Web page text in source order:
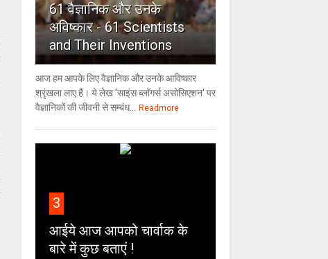
61 वैज्ञानिक और उनके
अविष्कार - 61 Scientists
and Their Inventions
आज हम आपके लिए वैज्ञानिक और उनके आविष्कार
श्रृंखला लाए हैं। ये लेख 'साइंस ब्लॉगर्स असोसिएशन' पर
वैज्ञा‍निकों की जीवनी से सम्बंध...
Readmore
3
आईये आज आपको चार्वाक के
बारे में कुछ बताएं !